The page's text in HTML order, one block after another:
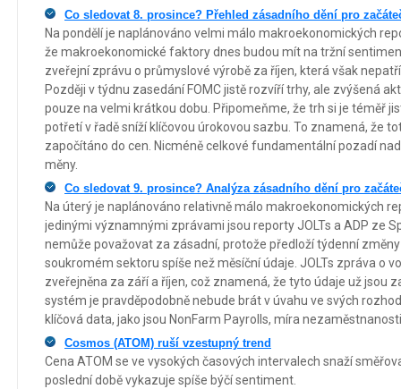
Co sledovat 8. prosince? Přehled zásadního dění pro
Na pondělí je naplánováno velmi málo makroekonomických
že makroekonomické faktory dnes budou mít na tržní
zveřejní zprávu o průmyslové výrobě za říjen, která však
Později v týdnu zasedání FOMC jistě rozvíří trhy, ale zvýšená
pouze na velmi krátkou dobu. Připomeňme, že trh si je téměř
potřetí v řadě sníží klíčovou úrokovou sazbu. To znamená, že
započítáno do cen. Nicméně celkové fundamentální pozadí
měny.
Co sledovat 9. prosince? Analýza zásadního dění pro
Na úterý je naplánováno relativně málo makroekonomických
jedinými významnými zprávami jsou reporty JOLTs a ADP ze
nemůže považovat za zásadní, protože předloží týdenní
soukromém sektoru spíše než měsíční údaje. JOLTs zpráva o
zveřejněna za září a říjen, což znamená, že tyto údaje už jsou
systém je pravděpodobně nebude brát v úvahu ve svých
klíčová data, jako jsou NonFarm Payrolls, míra
Cosmos (ATOM) ruší vzestupný trend
Cena ATOM se ve vysokých časových intervalech snaží
poslední době vykazuje spíše býčí sentiment.